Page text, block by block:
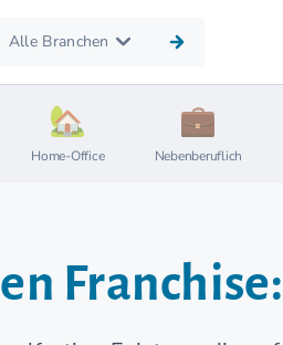
Alle Branchen
Home-Office Nebenberuflich